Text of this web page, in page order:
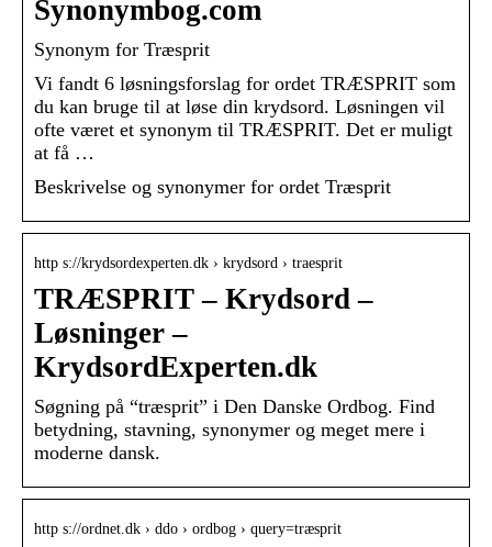
Synonymbog.com
Synonym for Træsprit
Vi fandt 6 løsningsforslag for ordet TRÆSPRIT som
du kan bruge til at løse din krydsord. Løsningen vil
ofte været et synonym til TRÆSPRIT. Det er muligt
at få …
Beskrivelse og synonymer for ordet Træsprit
http s://krydsordexperten.dk › krydsord › traesprit
TRÆSPRIT – Krydsord –
Løsninger –
KrydsordExperten.dk
Søgning på “træsprit” i Den Danske Ordbog. Find
betydning, stavning, synonymer og meget mere i
moderne dansk.
http s://ordnet.dk › ddo › ordbog › query=træsprit